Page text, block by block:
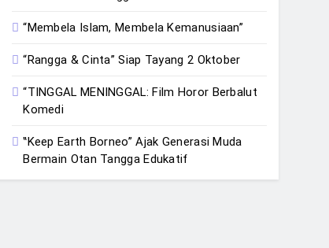
“Membela Islam, Membela Kemanusiaan”
“Rangga & Cinta” Siap Tayang 2 Oktober
“TINGGAL MENINGGAL: Film Horor Berbalut
Komedi
‟Keep Earth Borneo” Ajak Generasi Muda
Bermain Otan Tangga Edukatif